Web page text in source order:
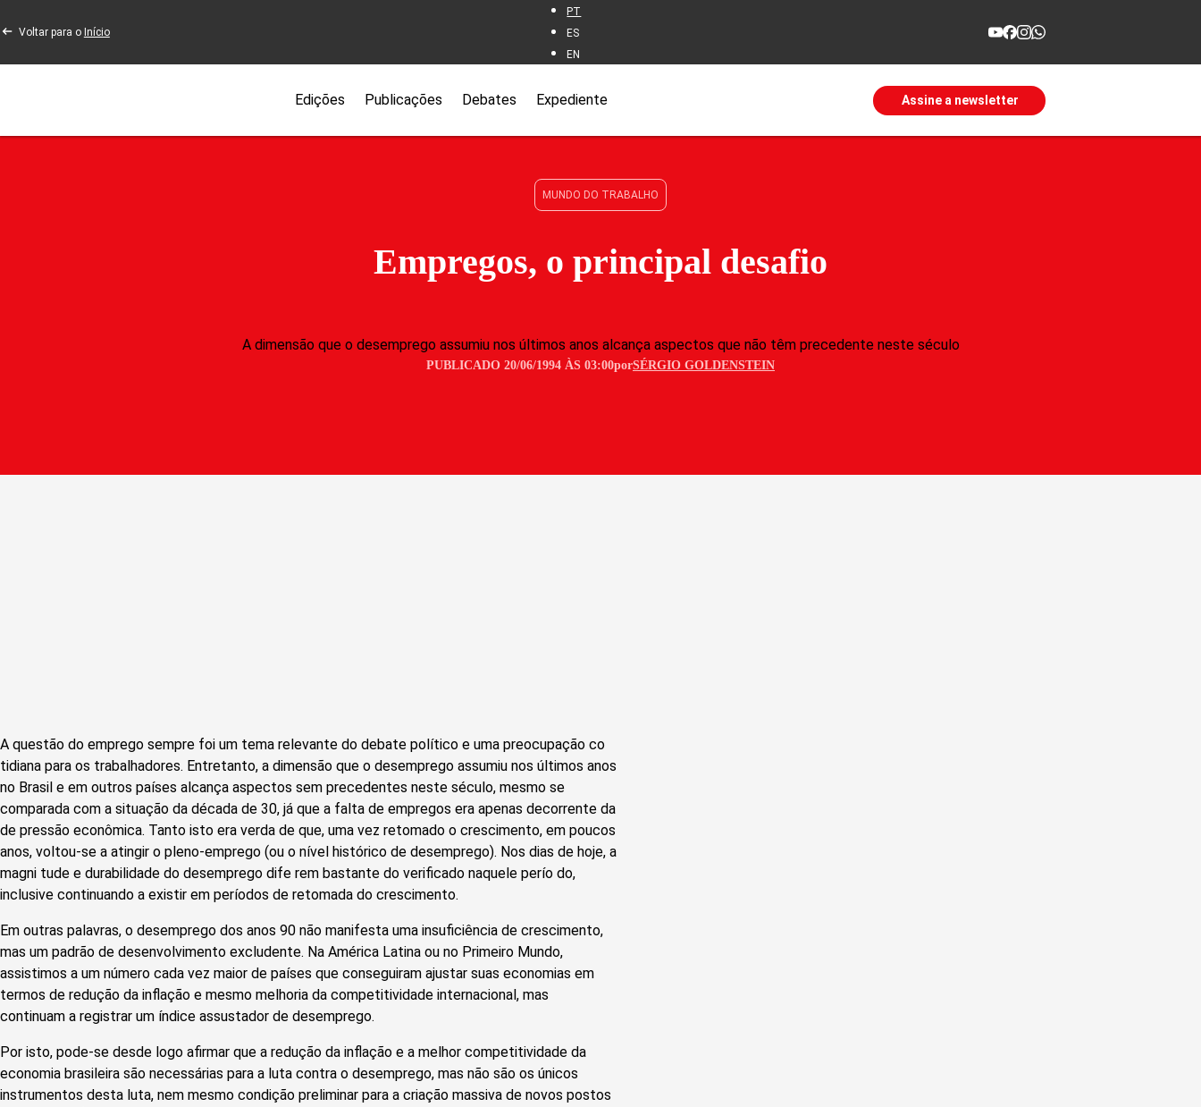
Voltar para o Início
PT
ES
EN
Edições Publicações Debates Expediente Assine a newsletter
MUNDO DO TRABALHO
Empregos, o principal desafio
A dimensão que o desemprego assumiu nos últimos anos alcança aspectos que não têm precedente neste século
PUBLICADO 20/06/1994 ÀS 03:00porSÉRGIO GOLDENSTEIN
A questão do emprego sempre foi um tema relevante do debate político e uma preocupação co
tidiana para os trabalhadores. Entretanto, a dimensão que o desemprego assumiu nos últimos anos
no Brasil e em outros países alcança aspectos sem precedentes neste século, mesmo se
comparada com a situação da década de 30, já que a falta de empregos era apenas decorrente da
de pressão econômica. Tanto isto era verda de que, uma vez retomado o crescimento, em poucos
anos, voltou-se a atingir o pleno-emprego (ou o nível histórico de desemprego). Nos dias de hoje, a
magni tude e durabilidade do desemprego dife rem bastante do verificado naquele perío do,
inclusive continuando a existir em períodos de retomada do crescimento.
Em outras palavras, o desemprego dos anos 90 não manifesta uma insuficiência de crescimento,
mas um padrão de desenvolvimento excludente. Na América Latina ou no Primeiro Mundo,
assistimos a um número cada vez maior de países que conseguiram ajustar suas economias em
termos de redução da inflação e mesmo melhoria da competitividade internacional, mas
continuam a registrar um índice assustador de desemprego.
Por isto, pode-se desde logo afirmar que a redução da inflação e a melhor competitividade da
economia brasileira são necessárias para a luta contra o desemprego, mas não são os únicos
instrumentos desta luta, nem mesmo condição preliminar para a criação massiva de novos postos